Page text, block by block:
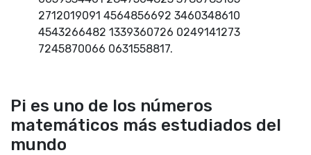
2712019091 4564856692 3460348610
4543266482 1339360726 0249141273
7245870066 0631558817.
Pi es uno de los números
matemáticos más estudiados del
mundo